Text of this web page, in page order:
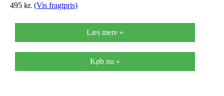
495 kr. (Vis fragtpris)
Læs mere »
Køb nu »